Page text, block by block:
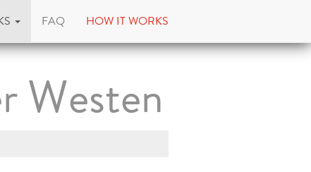
FAQ HOW IT WORKS
Westen